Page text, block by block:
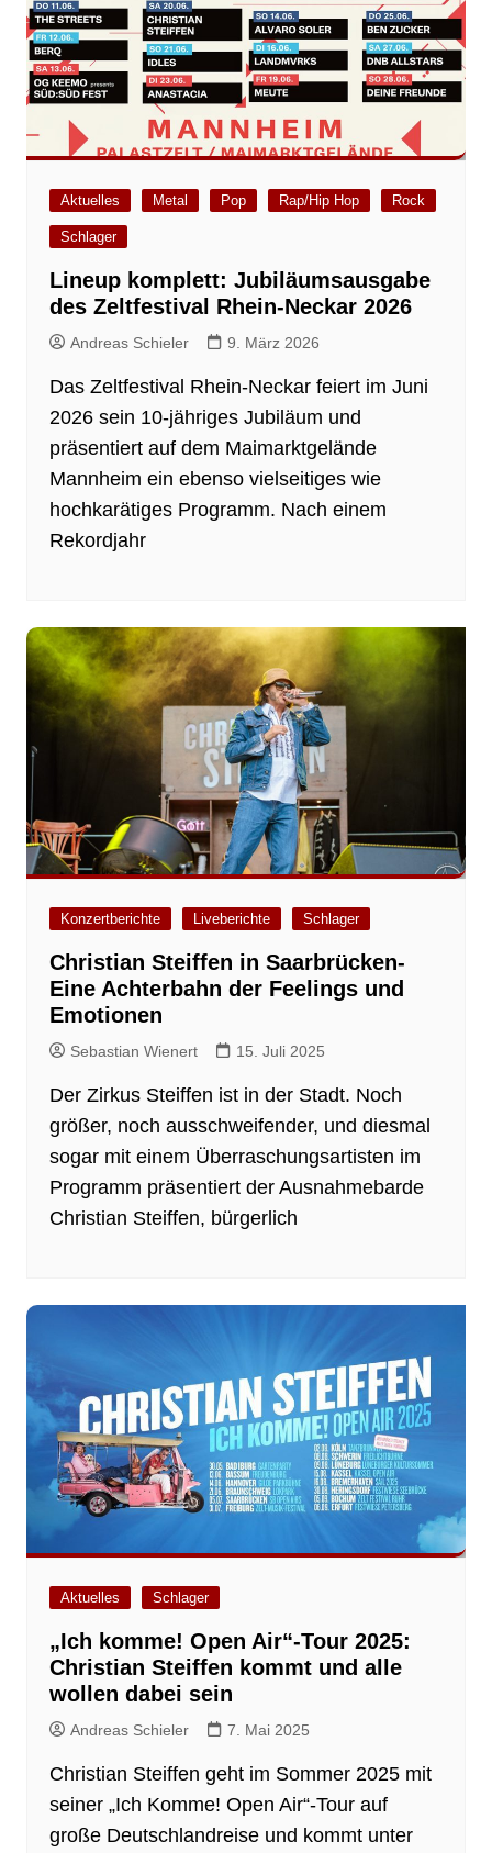
Aktuelles Metal Pop Rap/Hip Hop Rock
Schlager
Lineup komplett: Jubiläumsausgabe
des Zeltfestival Rhein-Neckar 2026
Andreas Schieler 9. März 2026
Das Zeltfestival Rhein-Neckar feiert im Juni
2026 sein 10-jähriges Jubiläum und
präsentiert auf dem Maimarktgelände
Mannheim ein ebenso vielseitiges wie
hochkarätiges Programm. Nach einem
Rekordjahr
Konzertberichte Liveberichte Schlager
Christian Steiffen in Saarbrücken-
Eine Achterbahn der Feelings und
Emotionen
Sebastian Wienert 15. Juli 2025
Der Zirkus Steiffen ist in der Stadt. Noch
größer, noch ausschweifender, und diesmal
sogar mit einem Überraschungsartisten im
Programm präsentiert der Ausnahmebarde
Christian Steiffen, bürgerlich
Aktuelles Schlager
„Ich komme! Open Air“-Tour 2025:
Christian Steiffen kommt und alle
wollen dabei sein
Andreas Schieler 7. Mai 2025
Christian Steiffen geht im Sommer 2025 mit
seiner „Ich Komme! Open Air“-Tour auf
große Deutschlandreise und kommt unter